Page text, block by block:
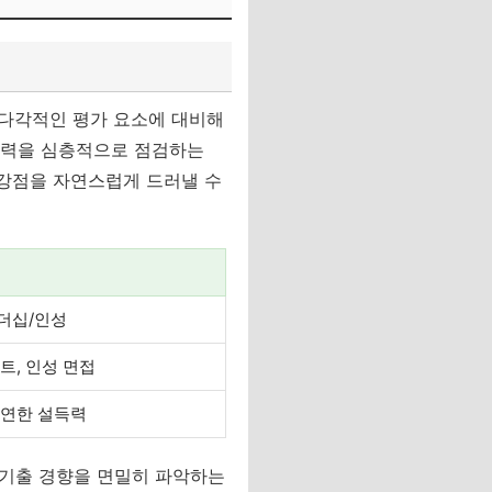
각적인 평가 요소에 대비해
을 심층적으로 점검하는
점을 자연스럽게 드러낼 수
십/인성
, 인성 면접
한 설득력
출 경향을 면밀히 파악하는